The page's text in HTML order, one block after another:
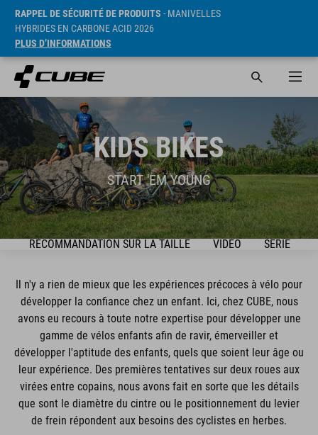
RAPPEL DE SÉCURITÉ DE PRODUITS - MANIVELLES
HYBRIDES EN CARBONE ACID 2026
PLUS D’INFORMATIONS
KIDS BIKES
START 'EM YOUNG
RECOMMANDATION SUR LA TAILLE VIDEO SÉRIE
Il n'y a rien de mieux que les expériences précoces à vélo pour
développer la confiance chez un enfant. Ici, chez CUBE, nous
avons eu recours à toute notre expertise pour développer une
gamme de vélos enfants afin de ravir, émerveiller et
développer l'aptitude des enfants, quels que soient leur âge ou
leur expérience. Des premières tentatives sur deux roues aux
virées entre copains, nous avons fait en sorte que les détails
que sont le diamètre du cintre ou le positionnement du levier
de frein répondent aux besoins des cyclistes en herbes.